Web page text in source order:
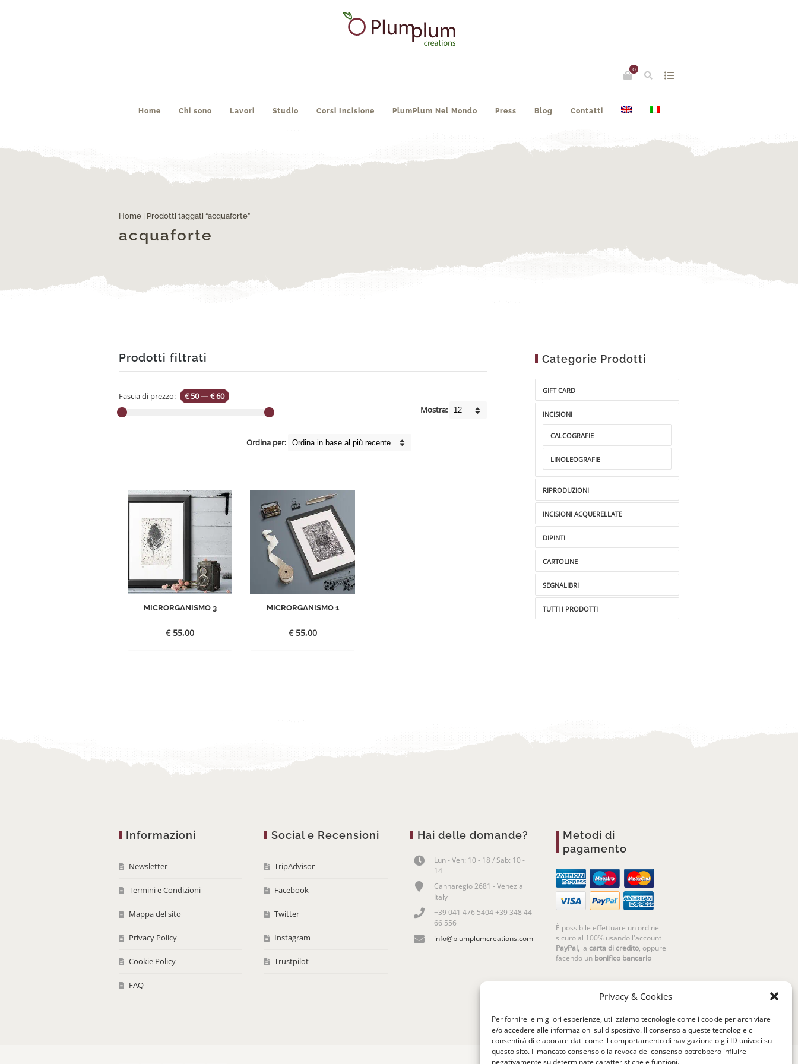
Privacy & Cookies
Per fornire le migliori esperienze, utilizziamo tecnologie come i cookie per archiviare
e/o accedere alle informazioni sul dispositivo. Il consenso a queste tecnologie ci
consentirà di elaborare dati come il comportamento di navigazione o gli ID univoci su
questo sito. Il mancato consenso o la revoca del consenso potrebbero influire
negativamente su determinate caratteristiche e funzioni.
0
Home Chi sono Lavori Studio Corsi Incisione PlumPlum Nel Mondo Press Blog Contatti
Home | Prodotti taggati “acquaforte”
acquaforte
Prodotti filtrati
Fascia di prezzo: € 50—€ 60
Mostra:
Ordina per:
MICRORGANISMO 3
€55,00
MICRORGANISMO 1
€55,00
Categorie Prodotti
GIFT CARD
INCISIONI
CALCOGRAFIE
LINOLEOGRAFIE
RIPRODUZIONI
INCISIONI ACQUERELLATE
DIPINTI
CARTOLINE
SEGNALIBRI
TUTTI I PRODOTTI
Informazioni
Newsletter
Termini e Condizioni
Mappa del sito
Privacy Policy
Cookie Policy
FAQ
Social e Recensioni
TripAdvisor
Facebook
Twitter
Instagram
Trustpilot
Hai delle domande?
Lun - Ven: 10 - 18 / Sab: 10 -
14
Cannaregio 2681 - Venezia
Italy
+39 041 476 5404 +39 348 44
66 556
info@plumplumcreations.com
Metodi di
pagamento
È possibile effettuare un ordine
sicuro al 100% usando l'account
PayPal, lacarta di credito, oppure
facendo un bonifico bancario